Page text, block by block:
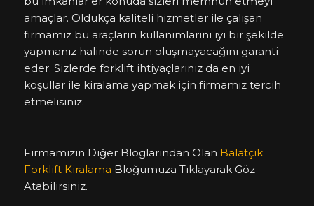
amaçlar. Oldukça kaliteli hizmetler ile çalışan
firmamız bu araçların kullanımlarını iyi bir şekilde
yapmanız halinde sorun oluşmayacağını garanti
eder. Sizlerde forklift ihtiyaçlarınız da en iyi
koşullar ile kiralama yapmak için firmamız tercih
etmelisiniz.
Firmamızın Diğer Bloglarından Olan Balatçık
Forklift Kiralama Bloğumuza Tıklayarak Göz
Atabilirsiniz.